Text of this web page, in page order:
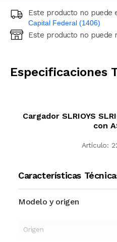
Este producto no puede
Capital Federal (1406)
Ingresá código postal (sólo
Este producto no puede
Especificaciones
Cargador SLRIOYS
con
Artículo:
Características
Modelo y origen
Origen